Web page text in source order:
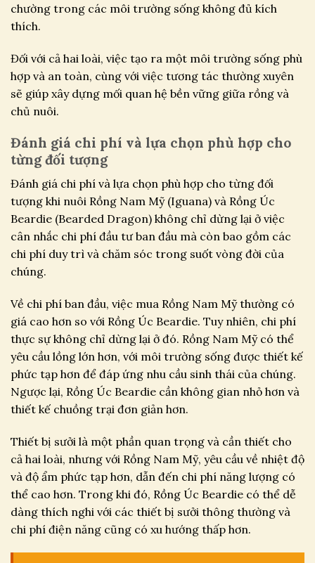
chường trong các môi trường sống không đủ kích
thích.
Đối với cả hai loài, việc tạo ra một môi trường sống phù
hợp và an toàn, cùng với việc tương tác thường xuyên
sẽ giúp xây dựng mối quan hệ bền vững giữa rồng và
chủ nuôi.
Đánh giá chi phí và lựa chọn phù hợp cho
từng đối tượng
Đánh giá chi phí và lựa chọn phù hợp cho từng đối
tượng khi nuôi Rồng Nam Mỹ (Iguana) và Rồng Úc
Beardie (Bearded Dragon) không chỉ dừng lại ở việc
cân nhắc chi phí đầu tư ban đầu mà còn bao gồm các
chi phí duy trì và chăm sóc trong suốt vòng đời của
chúng.
Về chi phí ban đầu, việc mua Rồng Nam Mỹ thường có
giá cao hơn so với Rồng Úc Beardie. Tuy nhiên, chi phí
thực sự không chỉ dừng lại ở đó. Rồng Nam Mỹ có thể
yêu cầu lồng lớn hơn, với môi trường sống được thiết kế
phức tạp hơn để đáp ứng nhu cầu sinh thái của chúng.
Ngược lại, Rồng Úc Beardie cần không gian nhỏ hơn và
thiết kế chuồng trại đơn giản hơn.
Thiết bị sưởi là một phần quan trọng và cần thiết cho
cả hai loài, nhưng với Rồng Nam Mỹ, yêu cầu về nhiệt độ
và độ ẩm phức tạp hơn, dẫn đến chi phí năng lượng có
thể cao hơn. Trong khi đó, Rồng Úc Beardie có thể dễ
dàng thích nghi với các thiết bị sưởi thông thường và
chi phí điện năng cũng có xu hướng thấp hơn.